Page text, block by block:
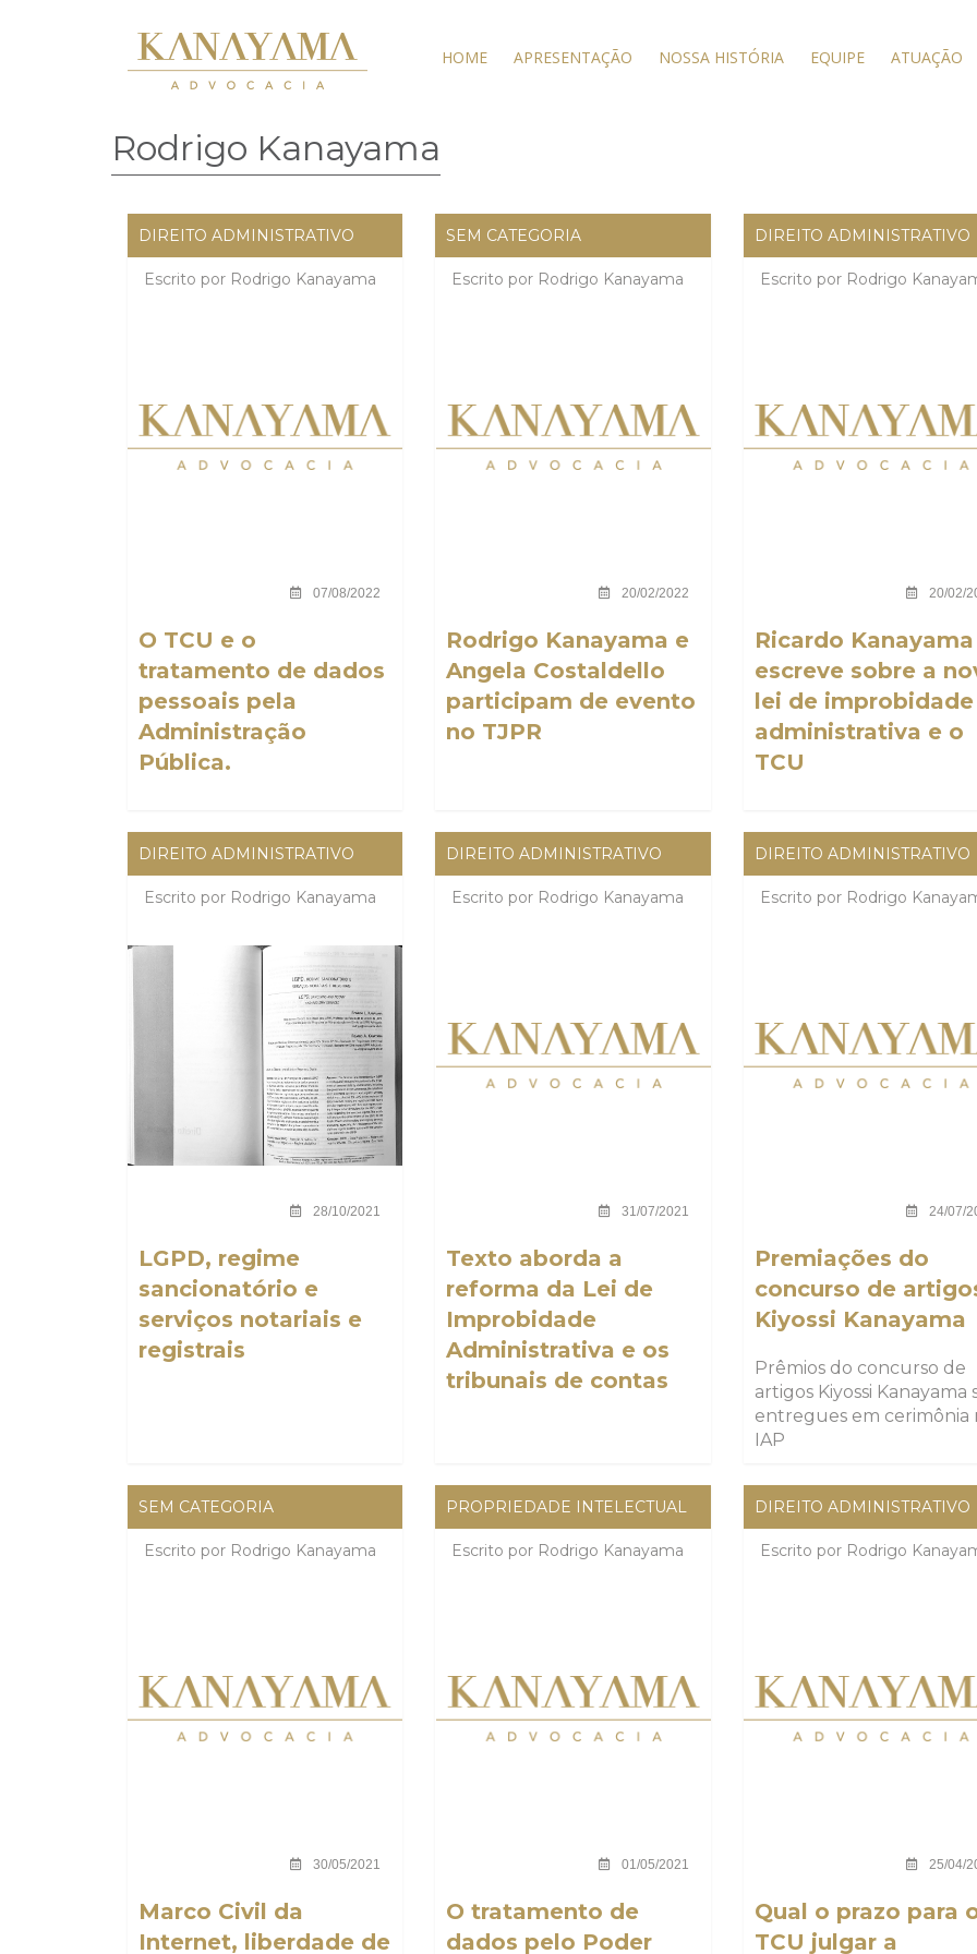
HOME APRESENTAÇÃO NOSSA HISTÓRIA EQUIPE ATUAÇÃO
Rodrigo Kanayama
DIREITO ADMINISTRATIVO
Escrito por Rodrigo Kanayama
07/08/2022
O TCU e o
tratamento de dados
pessoais pela
Administração
Pública.
SEM CATEGORIA
Escrito por Rodrigo Kanayama
20/02/2022
Rodrigo Kanayama e
Angela Costaldello
participam de evento
no TJPR
DIREITO ADMINISTRATIVO
Escrito por Rodrigo
20/02/
Ricardo Kanayama
escreve sobre a
lei de improbidade
administrativa e o
TCU
DIREITO ADMINISTRATIVO
Escrito por Rodrigo Kanayama
28/10/2021
LGPD, regime
sancionatório e
serviços notariais e
registrais
DIREITO ADMINISTRATIVO
Escrito por Rodrigo Kanayama
31/07/2021
Texto aborda a
reforma da Lei de
Improbidade
Administrativa e os
tribunais de contas
DIREITO ADMINISTRATIVO
Escrito por Rodrigo
24/07/
Premiações do
concurso de
Kiyossi Kanayama
Prêmios do concurso de
artigos Kiyossi Kanayama
entregues em cerimônia
IAP
SEM CATEGORIA
Escrito por Rodrigo Kanayama
30/05/2021
Marco Civil da
Internet, liberdade de
PROPRIEDADE INTELECTUAL
Escrito por Rodrigo Kanayama
01/05/2021
O tratamento de
dados pelo Poder
DIREITO ADMINISTRATIVO
Escrito por Rodrigo
25/04/
Qual o prazo para
TCU julgar a